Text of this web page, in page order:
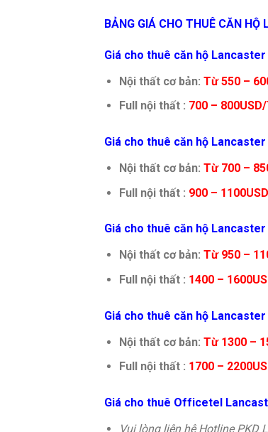
BẢNG GIÁ CHO THUÊ CĂN HỘ
Giá cho thuê căn hộ
Nội thất cơ bản: Từ 550 –
Full nội thất : 700 –
Giá cho thuê căn hộ
Nội thất cơ bản: Từ 700 –
Full nội thất : 900 –
Giá cho thuê căn hộ
Nội thất cơ bản: Từ 950 –
Full nội thất : 1400 –
Giá cho thuê căn hộ
Nội thất cơ bản: Từ 1300 –
Full nội thất : 1700 –
Giá cho thuê Officetel
Vui lòng liên hệ Hotline PKD